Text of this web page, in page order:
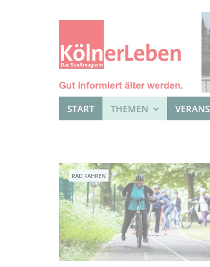
START THEMEN
RAD FAHREN